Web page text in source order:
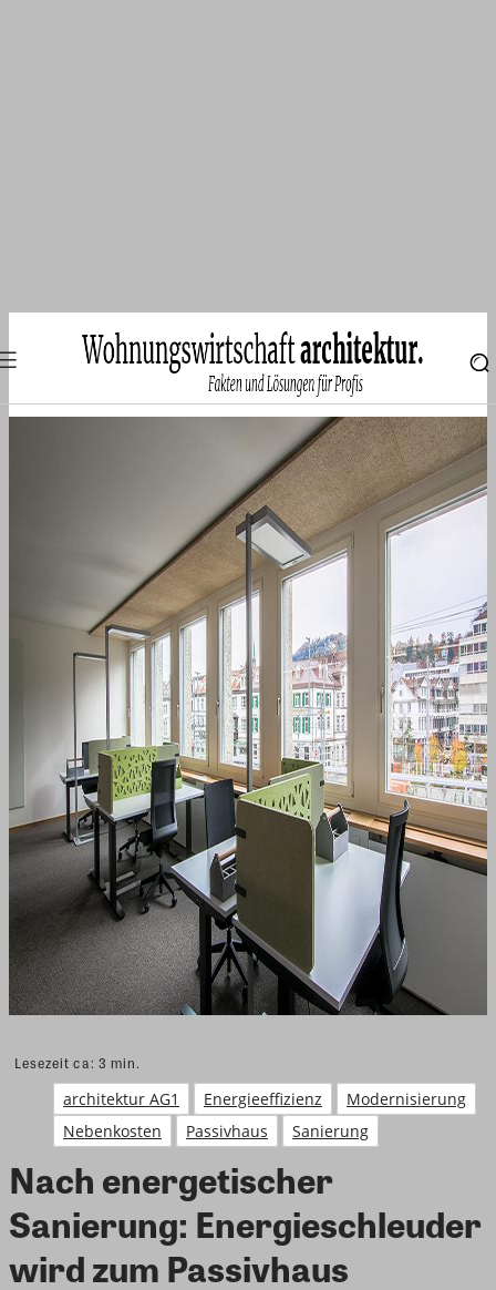
Lesezeit ca: 3 min.
architektur AG1 Energieeffizienz
Modernisierung
Nebenkosten
Passivhaus Sanierung
Nach energetischer
Sanierung: Energieschleuder
wird zum Passivhaus